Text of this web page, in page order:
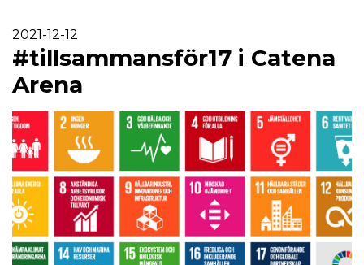
2021-12-12
#tillsammansför17 i Catena
Arena